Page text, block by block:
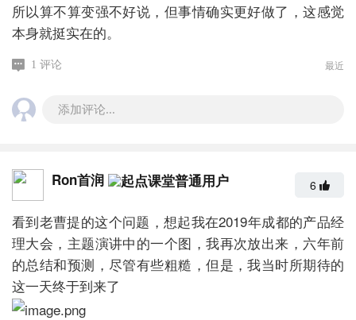
所以算不算变强不好说，但事情确实更好做了，这感觉
本身就挺实在的。
1 评论 最近
添加评论...
Ron首润 6
看到老曹提的这个问题，想起我在2019年成都的产品经
理大会，主题演讲中的一个图，我再次放出来，六年前
的总结和预测，尽管有些粗糙，但是，我当时所期待的
这一天终于到来了